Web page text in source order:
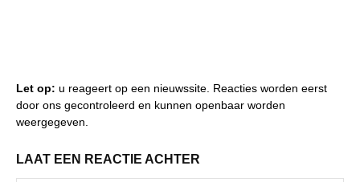
Let op: u reageert op een nieuwssite. Reacties worden eerst
door ons gecontroleerd en kunnen openbaar worden
weergegeven.
LAAT EEN REACTIE ACHTER